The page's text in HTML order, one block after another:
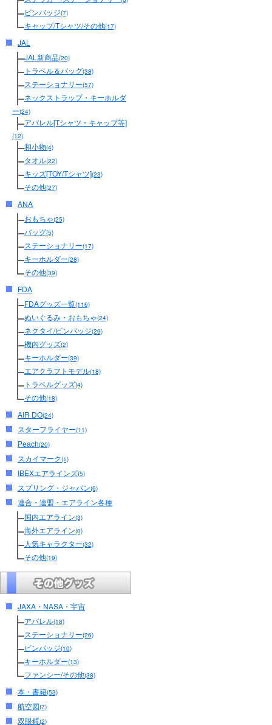
ピンバッジ(7)
キャップ/Tシャツ/その他(17)
JAL
JAL新商品(20)
トラベル＆バッグ(38)
ステーショナリー(57)
ネックストラップ・キーホルダ
ー(24)
アパレル[Tシャツ・キャップ等]
(12)
和小物(4)
タオル(22)
キッズ[TOY/Tシャツ](23)
その他(27)
ANA
おもちゃ(25)
バッグ(5)
ステーショナリー(17)
キーホルダー(28)
その他(39)
FDA
FDAグッズ一覧(116)
ぬいぐるみ・おもちゃ(24)
ネクタイ/ピンバッジ(29)
機内グッズ(2)
キーホルダー(39)
エアクラフトモデル(18)
トラベルグッズ(4)
その他(18)
AIR DO(24)
スターフライヤー(11)
Peach(20)
スカイマーク(1)
IBEXエアラインズ(5)
スプリング・ジャパン(6)
連合・連盟・エアライン各種
国内エアライン(3)
海外エアライン(0)
人気キャラクター(32)
その他(19)
JAXA・NASA・宇宙
アパレル(18)
ステーショナリー(26)
ピンバッジ(10)
キーホルダー(13)
ファンシー/その他(38)
本・書籍(53)
航空図(7)
双眼鏡(2)